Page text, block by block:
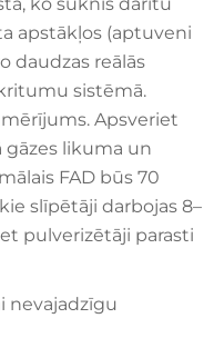
apstākļos (aptuveni
daudzas reālās
sistēmā.
Apsveriet
gāzes likuma un
FAD būs 70
slīpētāji darbojas 8–
pulverizētāji parasti
nevajadzīgu